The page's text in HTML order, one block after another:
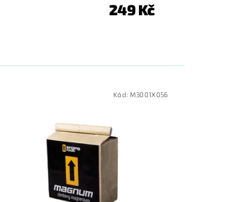
249 Kč
Kód: M3001X056